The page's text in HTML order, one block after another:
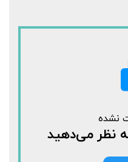
نشده
نظر می‌دهید